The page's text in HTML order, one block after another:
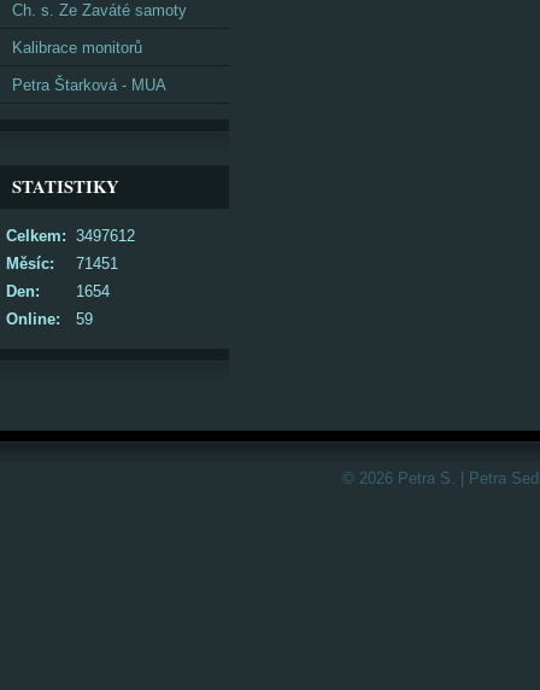
Ch. s. Ze Zaváté samoty
Kalibrace monitorů
Petra Štarková - MUA
STATISTIKY
Online: 59
Celkem: 3497612
Měsíc:
71451
Den:
1654
© 2026 Petra S. | Petra